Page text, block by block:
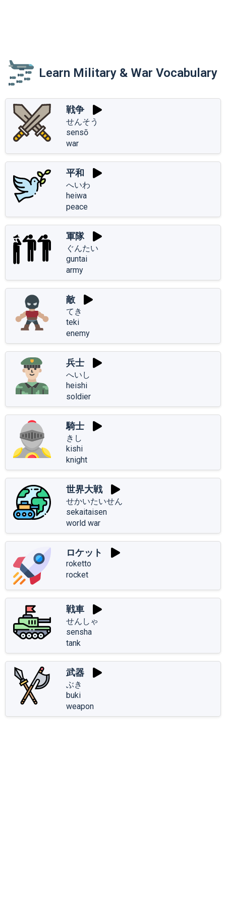
Learn Military & War Vocabulary
戦争
せんそう
sensō
war
平和
へいわ
heiwa
peace
軍隊
ぐんたい
guntai
army
敵
てき
teki
enemy
兵士
へいし
heishi
soldier
騎士
きし
kishi
knight
世界大戦
せかいたいせん
sekaitaisen
world war
ロケット
roketto
rocket
戦車
せんしゃ
sensha
tank
武器
ぶき
buki
weapon